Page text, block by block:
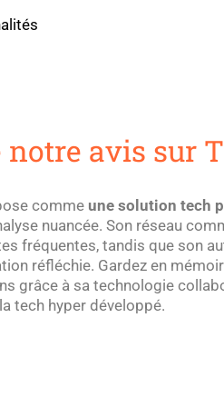
notre avis sur
comme une solution tech
nuancée. Son réseau
fréquentes, tandis que son
réfléchie. Gardez en
grâce à sa technologie
tech hyper développé.